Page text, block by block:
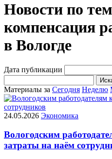
Новости по
компенсация
в Вологде
Дата публикации
Материалы за Сегодня Неделю
24.05.2026 Экономика
Вологодским
затраты на наём